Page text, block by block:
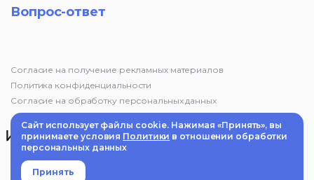
Вопрос-ответ
Согласие на получение рекламных материалов
Политика конфиденциальности
Согласие на обработку персональных данных
© 2025 Маркетинговое агентство «Импульс». Информация на
сайте не является публичной офертой
Сайт использует файлы cookie. Нажимая «Принять», вы
принимаете условия Политики в отношении обработки
персональных данных
Принять